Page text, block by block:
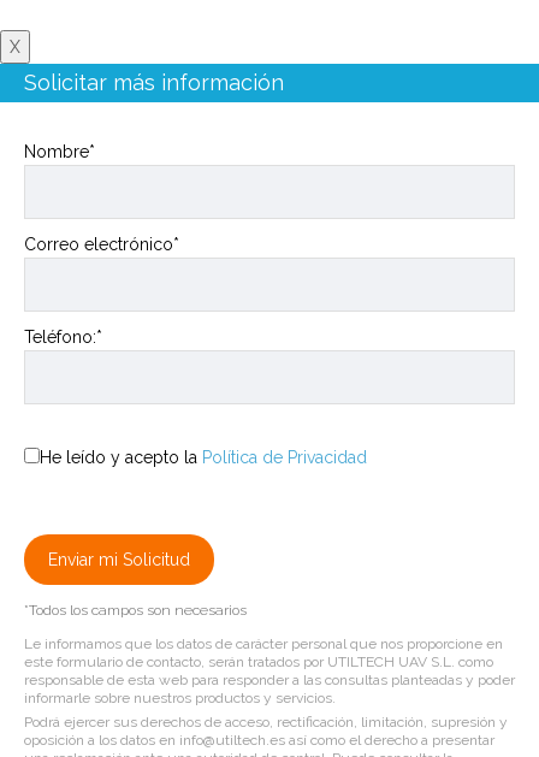
X
Solicitar más información
Nombre*
Correo electrónico*
Teléfono:*
He leído y acepto la Política de Privacidad
*Todos los campos son necesarios
Le informamos que los datos de carácter personal que nos proporcione en
este formulario de contacto, serán tratados por UTILTECH UAV S.L. como
responsable de esta web para responder a las consultas planteadas y poder
informarle sobre nuestros productos y servicios.
Podrá ejercer sus derechos de acceso, rectificación, limitación, supresión y
oposición a los datos en info@utiltech.es así como el derecho a presentar